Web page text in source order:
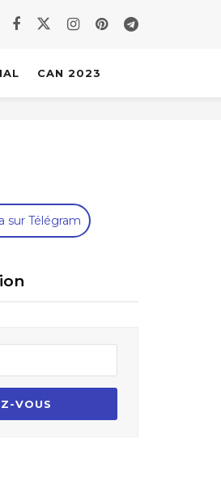
CAN 2023
sur Télégram